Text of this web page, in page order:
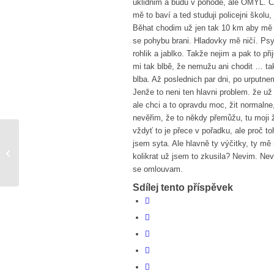
uklidnim a budu v pohodě, ale OMYL.
mě to baví a ted studuji policejni
Běhat chodim už jen tak 10 km aby
se pohybu brani. Hladovky mě ničí.
rohlik a jablko. Takže nejim a pak to
mi tak blbě, že nemužu ani chodit …
blba. Až poslednich par dni, po
Jenže to neni ten hlavni problem. že
ale chci a to opravdu moc, žit
nevěřim, že to někdy přemůžu, tu
vždyť to je přece v pořadku, ale proč
jsem syta. Ale hlavně ty výčitky, ty mě
kolikrat už jsem to zkusila? Nevim.
se omlouvam.
Sdílej tento příspěvek